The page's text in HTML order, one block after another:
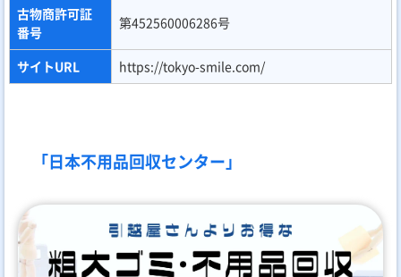
古物商許可証
番号
第452560006286号
サイトURL https://tokyo-smile.com/
「日本不用品回収センター」